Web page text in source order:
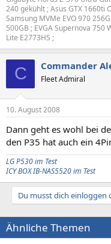
240 gekühlt ; Asus GTX 1660ti
Samsung MVMe EVO 970
500GB ; EVGA Supernova 750
Lite E2773HS ;
C Commander
Fleet Admiral
10. August 2008
Dann geht es wohl bei
den P35 hat auch ein
LG P530 im Test
ICY BOX IB-NAS5520 im Test
Du musst dich
Ähnliche Themen